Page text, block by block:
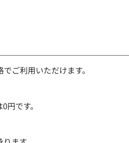
ご利用いただけます。
です。